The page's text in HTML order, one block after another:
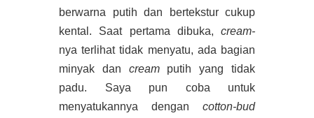
berwarna putih dan bertekstur cukup
kental. Saat pertama dibuka, cream-
nya terlihat tidak menyatu, ada bagian
minyak dan creamputih yang tidak
padu. Saya pun coba untuk
menyatukannya dengan cotton-bud